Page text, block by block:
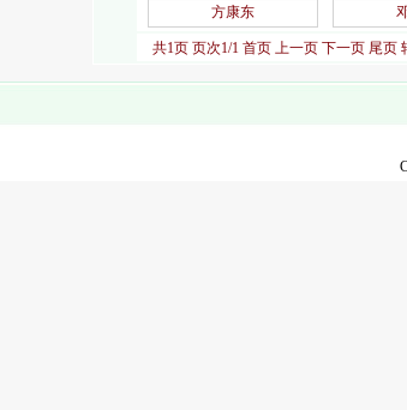
方康东
共1页 页次1/1 首页 上一页 下一页 尾页